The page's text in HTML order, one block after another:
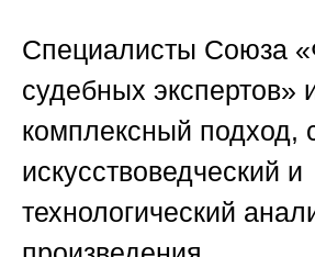
Специалисты Союза
судебных экспертов»
комплексный подход,
искусствоведческий и
технологический